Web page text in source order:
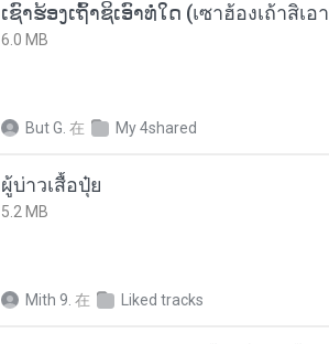
6.0 MB
But G. 在 My 4shared
ผู้บ่าวเสื้อปุ๋ย
5.2 MB
Mith 9. 在 Liked tracks